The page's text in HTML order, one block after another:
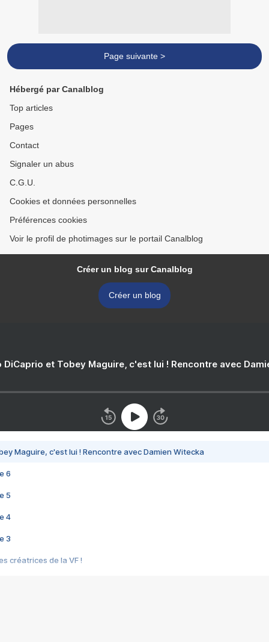
Page suivante >
Hébergé par Canalblog
Top articles
Pages
Contact
Signaler un abus
C.G.U.
Cookies et données personnelles
Préférences cookies
Voir le profil de photimages sur le portail Canalblog
Créer un blog sur Canalblog
Créer un blog
DiCaprio et Tobey Maguire, c'est lui ! Rencontre avec
Maguire, c'est lui ! Rencontre avec Damien Witecka
6
5
4
3
créatrices de la VF !